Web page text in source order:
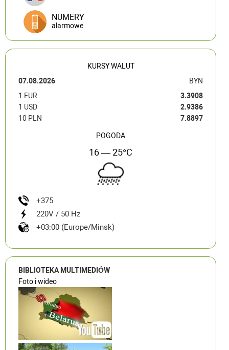
NUMERY
alarmowe
KURSY WALUT
07.08.2026
BYN
1 EUR
3.3908
1 USD
2.9386
10 PLN
7.8897
POGODA
16 — 25°C
+375
220V / 50 Hz
+03:00 (Europe/Minsk)
BIBLIOTEKA MULTIMEDIÓW
Foto i wideo